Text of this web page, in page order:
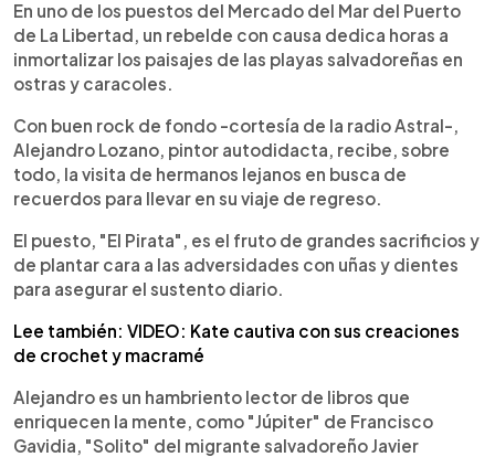
Escuchar artículo
En uno de los puestos del Mercado del Mar del Puerto
de La Libertad, un rebelde con causa dedica horas a
inmortalizar los paisajes de las playas salvadoreñas en
ostras y caracoles.
Con buen rock de fondo -cortesía de la radio Astral-,
Alejandro Lozano, pintor autodidacta, recibe, sobre
todo, la visita de hermanos lejanos en busca de
recuerdos para llevar en su viaje de regreso.
El puesto, "El Pirata", es el fruto de grandes sacrificios y
de plantar cara a las adversidades con uñas y dientes
para asegurar el sustento diario.
Lee también: VIDEO: Kate cautiva con sus creaciones
de crochet y macramé
Alejandro es un hambriento lector de libros que
enriquecen la mente, como "Júpiter" de Francisco
Gavidia, "Solito" del migrante salvadoreño Javier